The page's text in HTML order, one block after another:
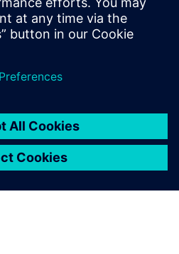
다. 우리의 목
하자,
트웨어를 최대
을 보여 주었습
니어, 주행 편의성 가상 개발팀,